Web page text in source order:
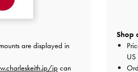
are displayed in
jpcan
Shop